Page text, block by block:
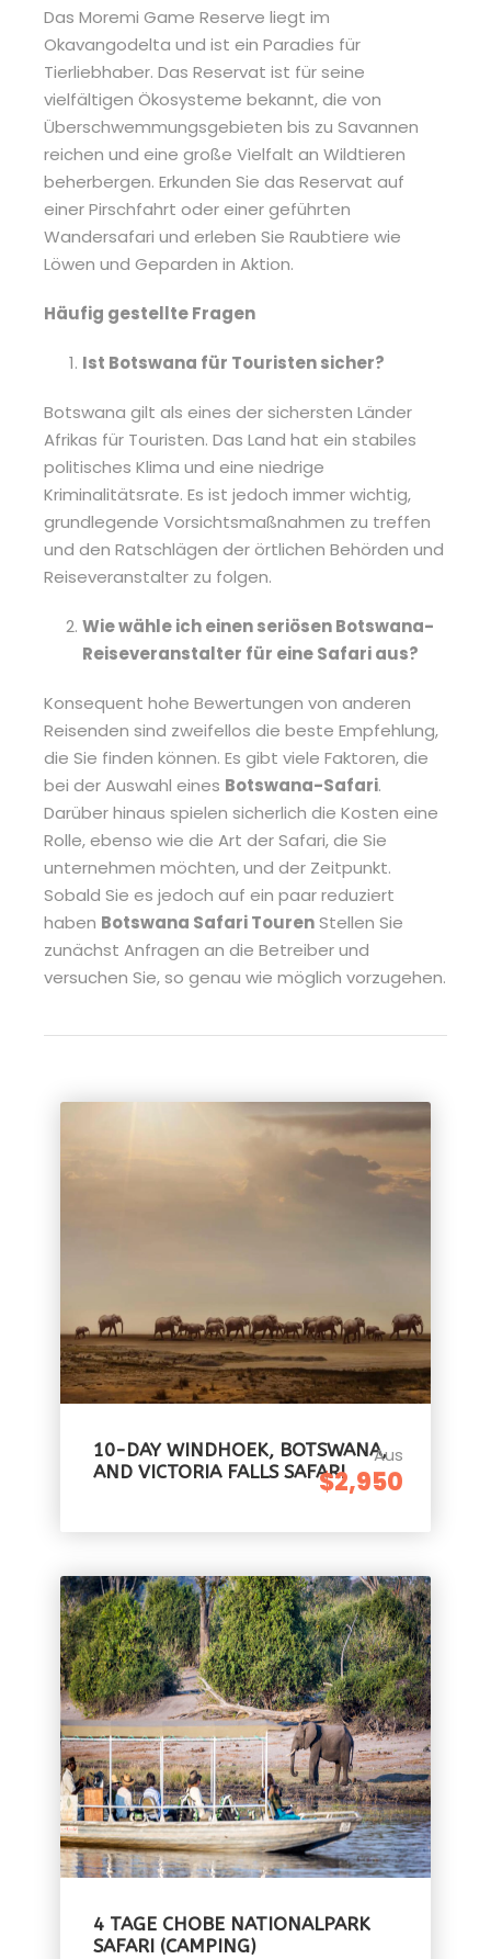
Das Moremi Game Reserve liegt im
Okavangodelta und ist ein Paradies für
Tierliebhaber. Das Reservat ist für seine
vielfältigen Ökosysteme bekannt, die von
Überschwemmungsgebieten bis zu Savannen
reichen und eine große Vielfalt an Wildtieren
beherbergen. Erkunden Sie das Reservat auf
einer Pirschfahrt oder einer geführten
Wandersafari und erleben Sie Raubtiere wie
Löwen und Geparden in Aktion.
Häufig gestellte Fragen
Ist Botswana für Touristen sicher?
Botswana gilt als eines der sichersten Länder
Afrikas für Touristen. Das Land hat ein stabiles
politisches Klima und eine niedrige
Kriminalitätsrate. Es ist jedoch immer wichtig,
grundlegende Vorsichtsmaßnahmen zu treffen
und den Ratschlägen der örtlichen Behörden und
Reiseveranstalter zu folgen.
Wie wähle ich einen seriösen Botswana-
Reiseveranstalter für eine Safari aus?
Konsequent hohe Bewertungen von anderen
Reisenden sind zweifellos die beste Empfehlung,
die Sie finden können. Es gibt viele Faktoren, die
bei der Auswahl eines Botswana-Safari.
Darüber hinaus spielen sicherlich die Kosten eine
Rolle, ebenso wie die Art der Safari, die Sie
unternehmen möchten, und der Zeitpunkt.
Sobald Sie es jedoch auf ein paar reduziert
haben Botswana Safari TourenStellen Sie
zunächst Anfragen an die Betreiber und
versuchen Sie, so genau wie möglich vorzugehen.
10-DAY WINDHOEK, BOTSWANA,
AND VICTORIA FALLS SAFARI
Aus
$2,950
4 TAGE CHOBE NATIONALPARK
SAFARI (CAMPING)